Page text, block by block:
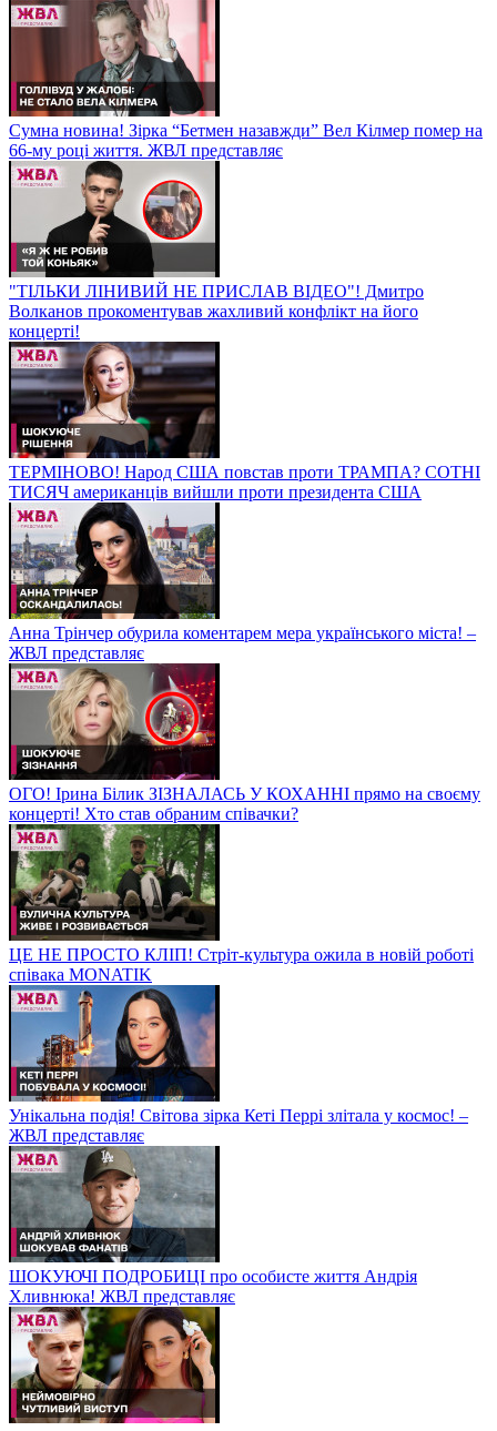
Сумна новина! Зірка “Бетмен назавжди” Вел Кілмер помер на
66-му році життя. ЖВЛ представляє
"ТІЛЬКИ ЛІНИВИЙ НЕ ПРИСЛАВ ВІДЕО"! Дмитро
Волканов прокоментував жахливий конфлікт на його
концерті!
ТЕРМІНОВО! Народ США повстав проти ТРАМПА? СОТНІ
ТИСЯЧ американців вийшли проти президента США
Анна Трінчер обурила коментарем мера українського міста! –
ЖВЛ представляє
ОГО! Ірина Білик ЗІЗНАЛАСЬ У КОХАННІ прямо на своєму
концерті! Хто став обраним співачки?
ЦЕ НЕ ПРОСТО КЛІП! Стріт-культура ожила в новій роботі
співака MONATIK
Унікальна подія! Світова зірка Кеті Перрі злітала у космос! –
ЖВЛ представляє
ШОКУЮЧІ ПОДРОБИЦІ про особисте життя Андрія
Хливнюка! ЖВЛ представляє